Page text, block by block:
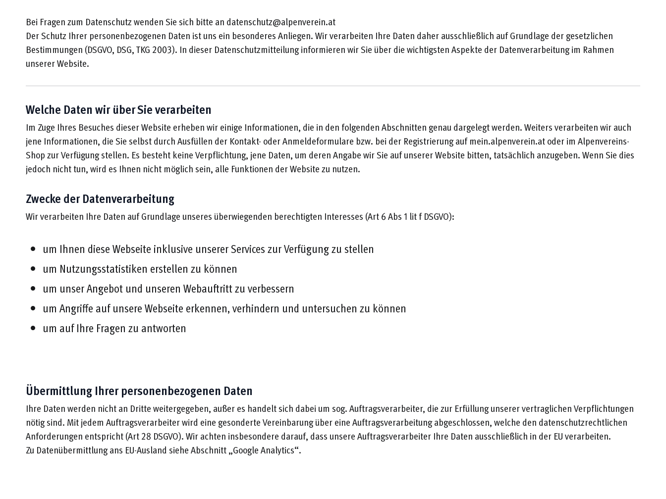
Bei Fragen zum Datenschutz wenden Sie sich bitte an datenschutz@alpenverein.at
Der Schutz Ihrer personenbezogenen Daten ist uns ein besonderes Anliegen. Wir verarbeiten Ihre Daten daher ausschließlich auf Grundlage der gesetzlichen
Bestimmungen (DSGVO, DSG, TKG 2003). In dieser Datenschutzmitteilung informieren wir Sie über die wichtigsten Aspekte der Datenverarbeitung im Rahmen
unserer Website.
Welche Daten wir über Sie verarbeiten
Im Zuge Ihres Besuches dieser Website erheben wir einige Informationen, die in den folgenden Abschnitten genau dargelegt werden. Weiters verarbeiten wir auch
jene Informationen, die Sie selbst durch Ausfüllen der Kontakt- oder Anmeldeformulare bzw. bei der Registrierung auf mein.alpenverein.at oder im Alpenvereins-
Shop zur Verfügung stellen. Es besteht keine Verpflichtung, jene Daten, um deren Angabe wir Sie auf unserer Website bitten, tatsächlich anzugeben. Wenn Sie dies
jedoch nicht tun, wird es Ihnen nicht möglich sein, alle Funktionen der Website zu nutzen.
Zwecke der Datenverarbeitung
Wir verarbeiten Ihre Daten auf Grundlage unseres überwiegenden berechtigten Interesses (Art 6 Abs 1 lit f DSGVO):
um Ihnen diese Webseite inklusive unserer Services zur Verfügung zu stellen
um Nutzungsstatistiken erstellen zu können
um unser Angebot und unseren Webauftritt zu verbessern
um Angriffe auf unsere Webseite erkennen, verhindern und untersuchen zu können
um auf Ihre Fragen zu antworten
Übermittlung Ihrer personenbezogenen Daten
Ihre Daten werden nicht an Dritte weitergegeben, außer es handelt sich dabei um sog. Auftragsverarbeiter, die zur Erfüllung unserer vertraglichen Verpflichtungen
nötig sind. Mit jedem Auftragsverarbeiter wird eine gesonderte Vereinbarung über eine Auftragsverarbeitung abgeschlossen, welche den datenschutzrechtlichen
Anforderungen entspricht (Art 28 DSGVO). Wir achten insbesondere darauf, dass unsere Auftragsverarbeiter Ihre Daten ausschließlich in der EU verarbeiten.
Zu Datenübermittlung ans EU-Ausland siehe Abschnitt „Google Analytics“.